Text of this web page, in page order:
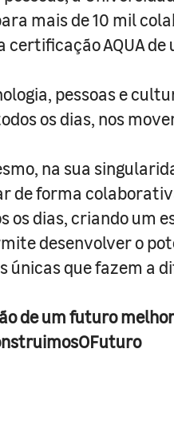
mais de 10 mil
certificação AQUA de
pessoas e
os dias, nos
na sua
de forma
os dias, criando um
desenvolver o
que fazem a
de um futuro